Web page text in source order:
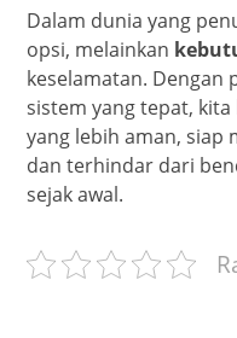
Dalam dunia yang
opsi, melainkan
keselamatan. Dengan
sistem yang tepat,
yang lebih aman, siap
dan terhindar dari
sejak awal.